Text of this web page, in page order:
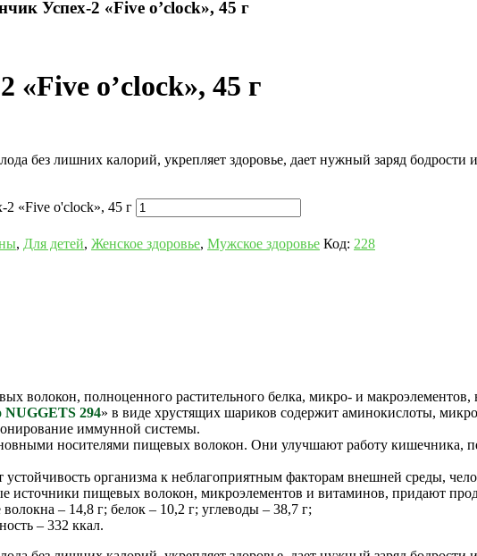
Успех-2 «Five o’clock», 45 г
«Five o’clock», 45 г
без лишних калорий, укрепляет здоровье, дает нужный заряд
2 «Five o'clock», 45 г
, Для детей, Женское здоровье, Мужское здоровье Код: 228
волокон, полноценного растительного белка, микро- и
294» в виде хрустящих шариков содержит аминокислоты,
иммунной системы.
носителями пищевых волокон. Они улучшают работу кишечника,
организма к неблагоприятным факторам внешней среды,
источники пищевых волокон, микроэлементов и витаминов, придают
– 14,8 г; белок – 10,2 г; углеводы – 38,7 г;
– 332 ккал.